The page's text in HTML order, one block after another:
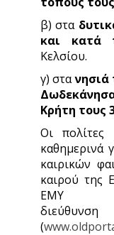
β) στα
και κατά
Κελσίου.
γ) στανησιά
Κρήτη τους
Οι πολίτες
καθημερινά
καιρικών
καιρού της
ΕΜΥ
(